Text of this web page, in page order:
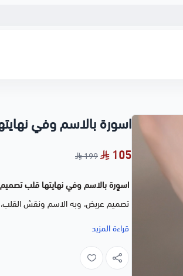
اسورة بالاسم وفي
105
199
اسوِرة بالاسم وفي نهايتها قلب
تصميم عريض، وبه الاسم ونقش القلب،
للمحبين، لا تتردد في اختيارها.
قراءة المزيد